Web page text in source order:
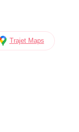
Trajet Maps